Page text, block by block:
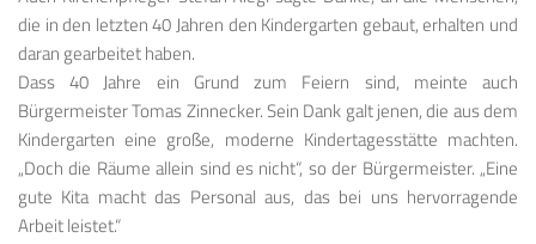
die in den letzten 40 Jahren den Kindergarten gebaut, erhalten und
daran gearbeitet haben.
Dass 40 Jahre ein Grund zum Feiern sind, meinte auch
Bürgermeister Tomas Zinnecker. Sein Dank galt jenen, die aus dem
Kindergarten eine große, moderne Kindertagesstätte machten.
„Doch die Räume allein sind es nicht“, so der Bürgermeister. „Eine
gute Kita macht das Personal aus, das bei uns hervorragende
Arbeit leistet.“